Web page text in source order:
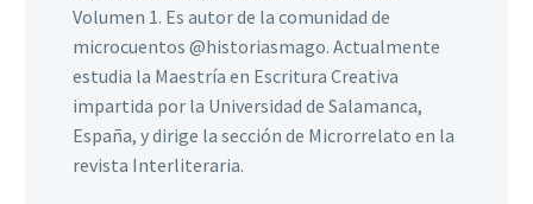
Volumen 1. Es autor de la comunidad de
microcuentos @historiasmago. Actualmente
estudia la Maestría en Escritura Creativa
impartida por la Universidad de Salamanca,
España, y dirige la sección de Microrrelato en la
revista Interliteraria.